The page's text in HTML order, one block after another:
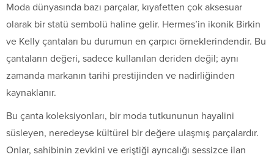
Moda dünyasında bazı parçalar, kıyafetten çok aksesuar
olarak bir statü sembolü haline gelir. Hermes’in ikonik Birkin
ve Kelly çantaları bu durumun en çarpıcı örneklerindendir. Bu
çantaların değeri, sadece kullanılan deriden değil; aynı
zamanda markanın tarihi prestijinden ve nadirliğinden
kaynaklanır.
Bu çanta koleksiyonları, bir moda tutkununun hayalini
süsleyen, neredeyse kültürel bir değere ulaşmış parçalardır.
Onlar, sahibinin zevkini ve eriştiği ayrıcalığı sessizce ilan